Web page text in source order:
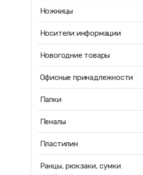
Ножницы
Носители информации
Новогодние товары
Офисные принадлежности
Папки
Пеналы
Пластилин
Ранцы, рюкзаки, сумки